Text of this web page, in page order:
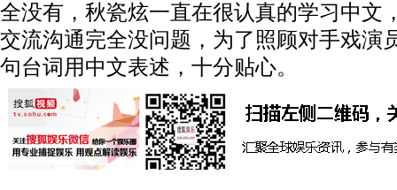
全没有，秋瓷炫一直在很认真的学习中文
交流沟通完全没问题，为了照顾对手戏演
句台词用中文表述，十分贴心。